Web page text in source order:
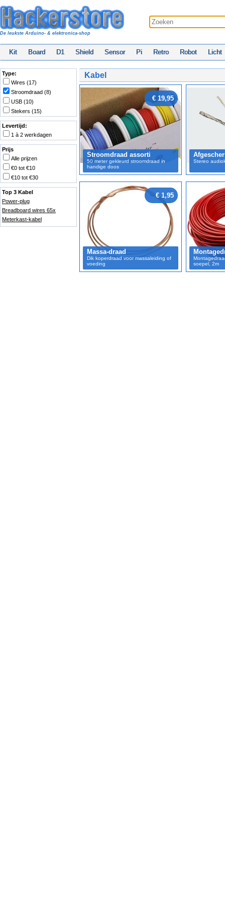
De leukste Arduino- & elektronica-shop
Kit Board D1 Shield Sensor Pi Retro Robot Licht
Type:
Wires (17)
Stroomdraad (8)
USB (10)
Stekers (15)
Levertijd:
1 à 2 werkdagen
Prijs
Alle prijzen
€0 tot €10
€10 tot €30
Top 3 Kabel
Power-plug
Breadboard wires 65x
Meterkast-kabel
Kabel
€ 19,95
Stroomdraad assorti
50 meter gekleurd stroomdraad in
handige doos
Stereo
€ 1,95
Massa-draad
Dik koperdraad voor massaleiding of
voeding
soepel, 2m